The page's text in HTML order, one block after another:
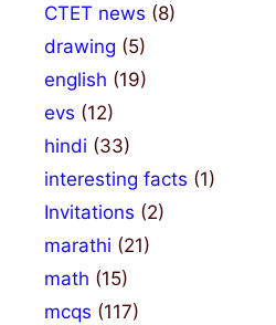
CTET news (8)
drawing (5)
english (19)
evs (12)
hindi (33)
interesting facts (1)
Invitations (2)
marathi (21)
math (15)
mcqs (117)